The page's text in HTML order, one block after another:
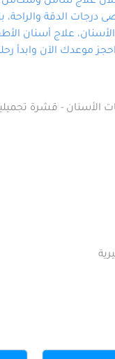
الدقة والراحة،
علاج أسنان
موعدك الآن وابدأ
الأسنان - قشرة